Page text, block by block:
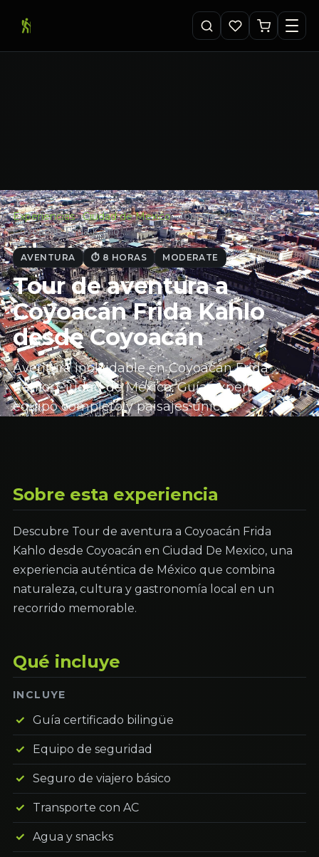
Experiencias · Ciudad de Mexico · Tour de aventura a
Coyoacán Frida Kahlo …
AVENTURA ⏱ 8 HORAS MODERATE
Tour de aventura a
Coyoacán Frida Kahlo
desde Coyoacán
Aventura inolvidable en Coyoacán Frida
Kahlo, Ciudad de México. Guía experto,
equipo completo y paisajes únicos.
Sobre esta experiencia
Descubre Tour de aventura a Coyoacán Frida
Kahlo desde Coyoacán en Ciudad De Mexico, una
experiencia auténtica de México que combina
naturaleza, cultura y gastronomía local en un
recorrido memorable.
Qué incluye
INCLUYE
Guía certificado bilingüe
Equipo de seguridad
Seguro de viajero básico
Transporte con AC
Agua y snacks